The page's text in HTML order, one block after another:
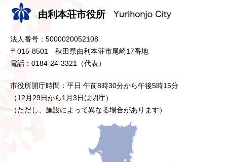
由利本荘市役所
法人番号：5000020052108
〒015-8501 秋田県由利本荘市尾崎17番地
電話：0184-24-3321（代表）
市役所開庁時間：平日 午前8時30分から午後5時15分
（12月29日から1月3日は閉庁）
（ただし、施設によって異なる場合があります）